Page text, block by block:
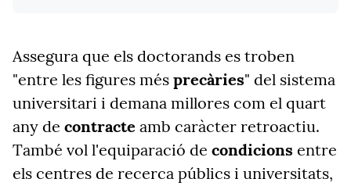
Assegura que els doctorands es troben
"entre les figures més precàries" del sistema
universitari i demana millores com el quart
any de contracte amb caràcter retroactiu.
També vol l'equiparació de condicions entre
els centres de recerca públics i universitats,